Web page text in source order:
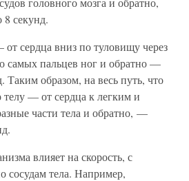
8 секунд.
сердца вниз по туловищу через
самых пальцев ног и обратно —
Таким образом, на весь путь, что
телу — от сердца к легким и
части тела и обратно, —
влияет на скорость, с
сосудам тела. Например,